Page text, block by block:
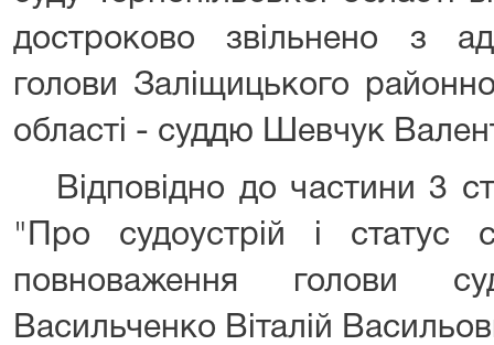
достроково звільнено з
голови Заліщицького
області - суддю Шевчук
Відповідно до частини 3
"Про судоустрій і статус
повноваження голови
Васильченко Віталій